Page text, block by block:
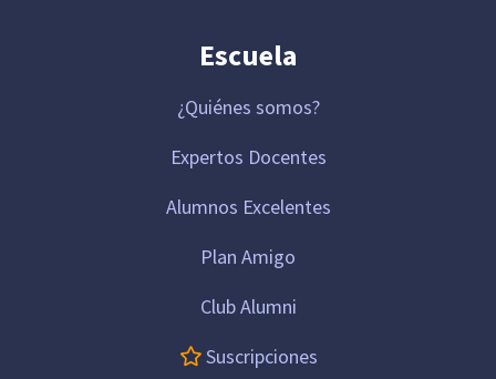
Escuela
¿Quiénes somos?
Expertos Docentes
Alumnos Excelentes
Plan Amigo
Club Alumni
Suscripciones